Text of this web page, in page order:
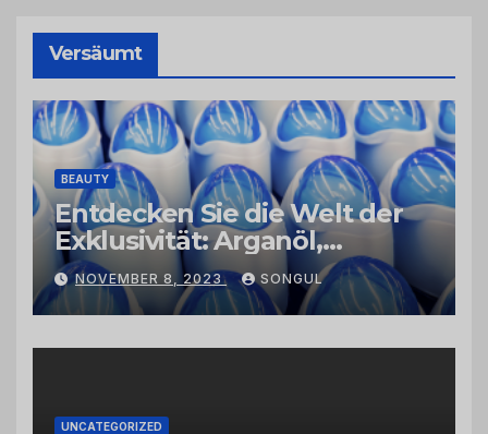
Versäumt
BEAUTY
Entdecken Sie die Welt der
Exklusivität: Arganöl,
Kaktusfeigenkernöl und
Schwarzkümmelöl von
vertrauenswürdigen
Großhändlern und Anbietern
NOVEMBER 8, 2023 SONGUL
UNCATEGORIZED